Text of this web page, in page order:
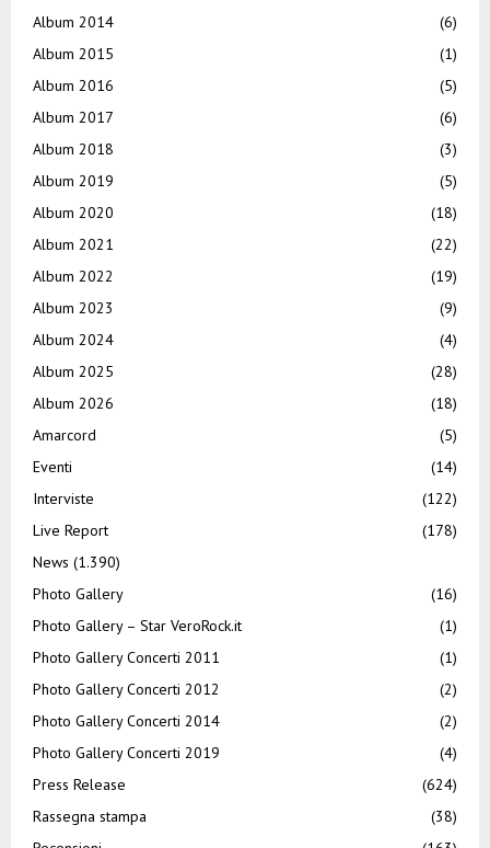
Album 2014
(6)
Album 2015
(1)
Album 2016
(5)
Album 2017
(6)
Album 2018
(3)
Album 2019
(5)
Album 2020
(18)
Album 2021
(22)
Album 2022
(19)
Album 2023
(9)
Album 2024
(4)
Album 2025
(28)
Album 2026
(18)
Amarcord
(5)
Eventi
(14)
Interviste
(122)
Live Report
(178)
News (1.390)
Photo Gallery
(16)
Photo Gallery – Star VeroRock.it
(1)
Photo Gallery Concerti 2011
(1)
Photo Gallery Concerti 2012
(2)
Photo Gallery Concerti 2014
(2)
Photo Gallery Concerti 2019
(4)
Press Release
(624)
Rassegna stampa
(38)